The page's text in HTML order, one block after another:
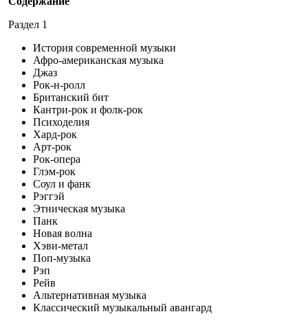
Раздел 1
История современной музыки
Афро-американская музыка
Джаз
Рок-н-ролл
Британский бит
Кантри-рок и фолк-рок
Психоделия
Хард-рок
Арт-рок
Рок-опера
Глэм-рок
Соул и фанк
Рэггэй
Этническая музыка
Панк
Новая волна
Хэви-метал
Поп-музыка
Рэп
Рейв
Альтернативная музыка
Классический музыкальный авангард